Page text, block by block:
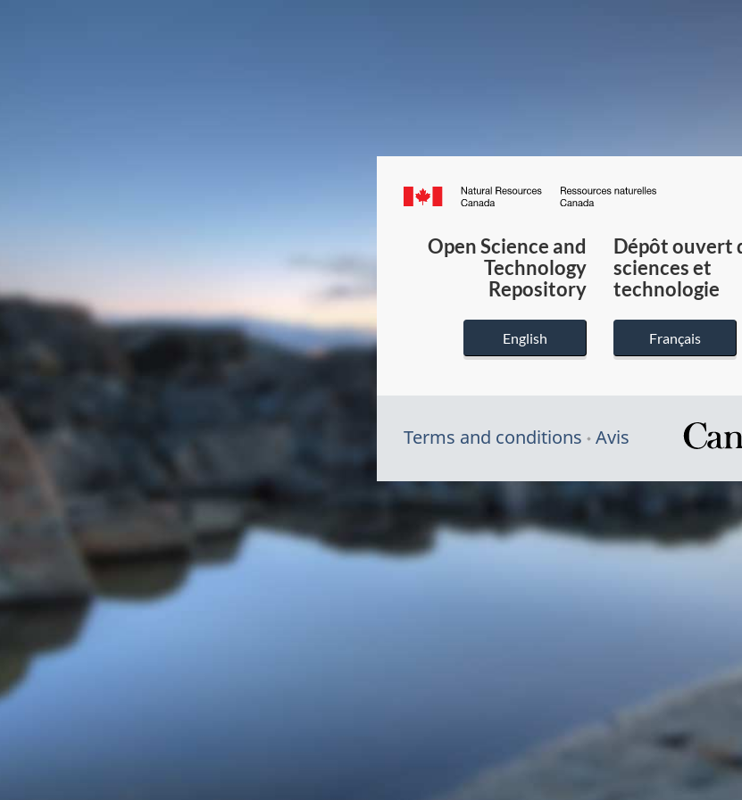
Canada.ca
du
Canada
Open Science and
Technology
Repository
English
Dépôt ouvert
sciences et
technologie
Français
Terms and conditions Avis